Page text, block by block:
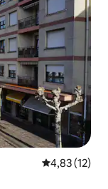
Évaluation
4,83 (12)